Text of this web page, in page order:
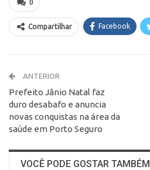
0
Compartilhar Facebook
ANTERIOR
Prefeito Jânio Natal faz
duro desabafo e anuncia
novas conquistas na área da
saúde em Porto Seguro
VOCÊ PODE GOSTAR TAMBÉM